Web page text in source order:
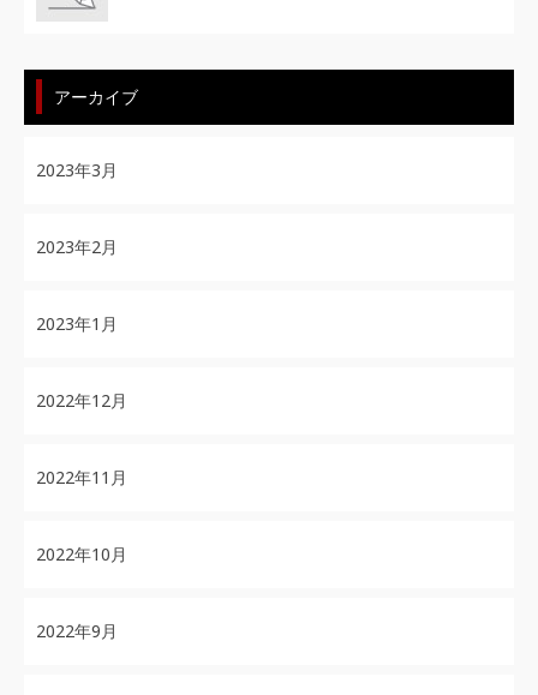
アーカイブ
2023年3月
2023年2月
2023年1月
2022年12月
2022年11月
2022年10月
2022年9月